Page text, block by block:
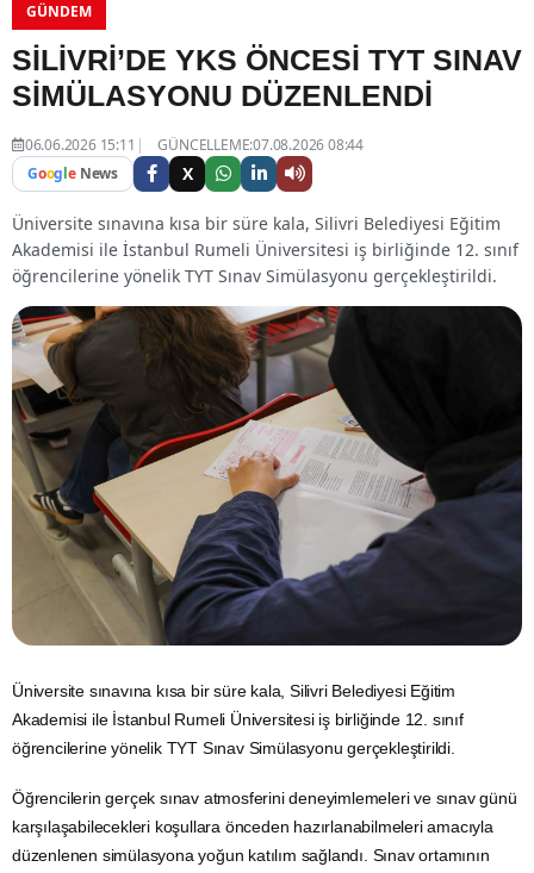
GÜNDEM
SİLİVRİ’DE YKS ÖNCESİ TYT SINAV
SİMÜLASYONU DÜZENLENDİ
06.06.2026 15:11
GÜNCELLEME:07.08.2026 08:44
Google News X
Üniversite sınavına kısa bir süre kala, Silivri Belediyesi Eğitim
Akademisi ile İstanbul Rumeli Üniversitesi iş birliğinde 12. sınıf
öğrencilerine yönelik TYT Sınav Simülasyonu gerçekleştirildi.
Üniversite sınavına kısa bir süre kala, Silivri Belediyesi Eğitim
Akademisi ile İstanbul Rumeli Üniversitesi iş birliğinde 12. sınıf
öğrencilerine yönelik TYT Sınav Simülasyonu gerçekleştirildi.
Öğrencilerin gerçek sınav atmosferini deneyimlemeleri ve sınav günü
karşılaşabilecekleri koşullara önceden hazırlanabilmeleri amacıyla
düzenlenen simülasyona yoğun katılım sağlandı. Sınav ortamının